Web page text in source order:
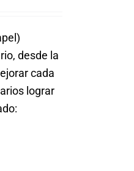
desde la
cada
lograr